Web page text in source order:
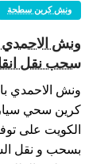
ونش كرين سطحة
سحب نقل
ونش الاحمدي
كرين سحي
الكويت على
بسحب و نقل